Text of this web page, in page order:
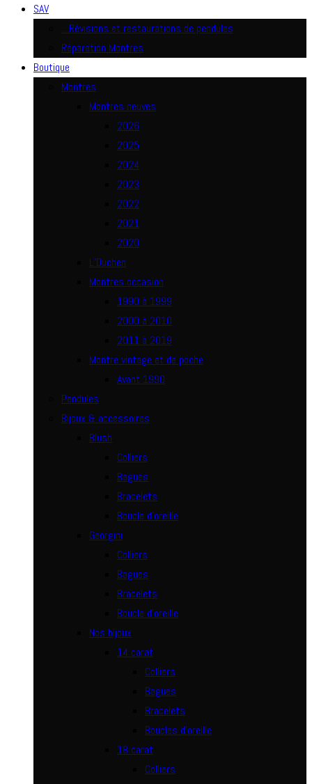
SAV
…Révisions et restaurations de pendules
Réparation Montres
Boutique
Montres
Montres neuves
2026
2025
2024
2023
2022
2021
2020
L’Duchen
Montres occasion
1990 à 1999
2000 à 2010
2011 à 2019
Montre vintage et de poche
Avant 1990
Pendules
Bijoux & accessoires
Blush
Colliers
Bagues
Bracelets
Boucle d’oreille
Georgini
Colliers
Bagues
Bracelets
Boucle d’oreille
Nos bijoux
14 carat
Colliers
Bagues
Bracelets
Boucles d’oreille
18 carat
Colliers